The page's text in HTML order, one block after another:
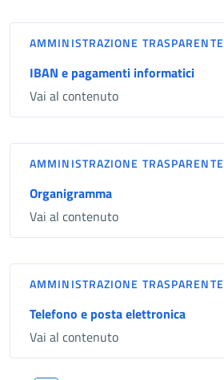
AMMINISTRAZIONE TRASPARENTE
IBAN e pagamenti informatici
Vai al contenuto
AMMINISTRAZIONE TRASPARENTE
Organigramma
Vai al contenuto
AMMINISTRAZIONE TRASPARENTE
Telefono e posta elettronica
Vai al contenuto